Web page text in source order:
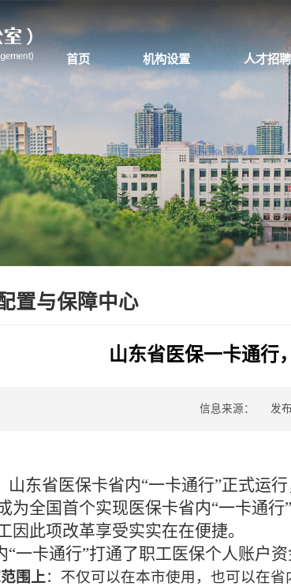
首页 机构设置 人才招聘
置与保障中心
山东省医保一卡通行
信息来源： 发
山东省医保卡省内“一卡通行”正式运
为全国首个实现医保卡省内“一卡通
因此项改革享受实实在在便捷。
“一卡通行”打通了职工医保个人账户资
围上：不仅可以在本市使用，也可以在省